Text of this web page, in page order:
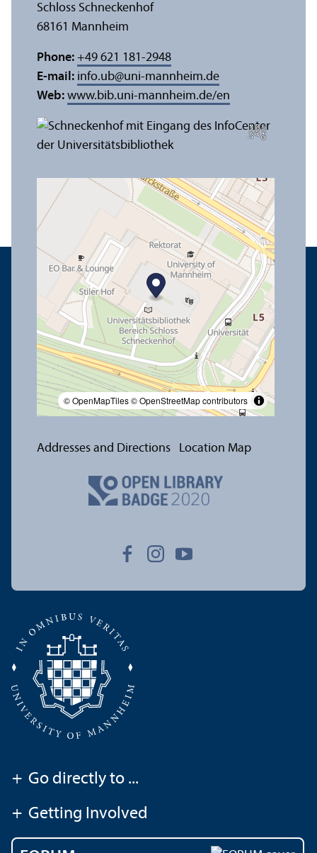
C
r
e
di
t:
A
n
n
a
L
o
g
u
e
© OpenMapTiles© OpenStreetMap contributors
Schloss Schneckenhof
68161 Mannheim
Phone: +49 621 181-2948
E-mail: info.ub@uni-mannheim.de
Web: www.bib.uni-mannheim.de/en
Addresses and Directions Location Map
+ Go directly to ...
+ Getting Involved